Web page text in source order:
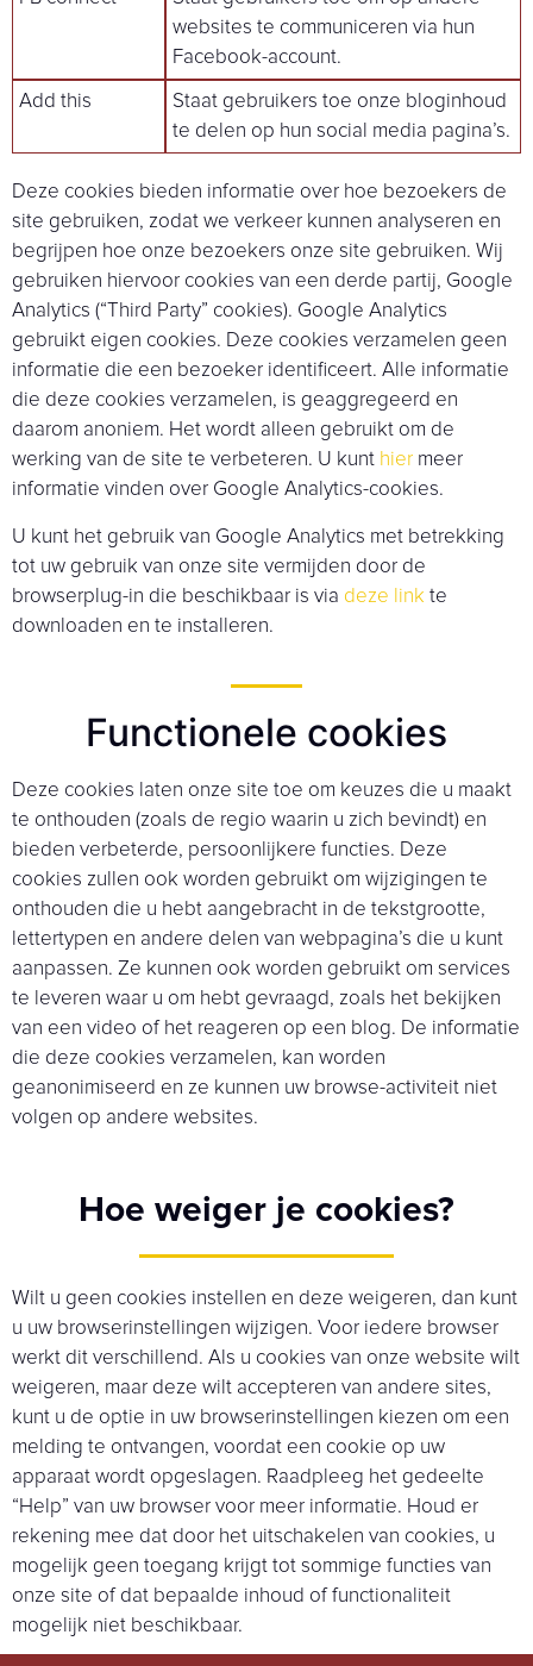
websites te communiceren via hun
Facebook-account.
Add this
Staat gebruikers toe onze bloginhoud
te delen op hun social media pagina’s.
Deze cookies bieden informatie over hoe bezoekers de
site gebruiken, zodat we verkeer kunnen analyseren en
begrijpen hoe onze bezoekers onze site gebruiken. Wij
gebruiken hiervoor cookies van een derde partij, Google
Analytics (“Third Party” cookies). Google Analytics
gebruikt eigen cookies. Deze cookies verzamelen geen
informatie die een bezoeker identificeert. Alle informatie
die deze cookies verzamelen, is geaggregeerd en
daarom anoniem. Het wordt alleen gebruikt om de
werking van de site te verbeteren. U kunt hier meer
informatie vinden over Google Analytics-cookies.
U kunt het gebruik van Google Analytics met betrekking
tot uw gebruik van onze site vermijden door de
browserplug-in die beschikbaar is via deze link te
downloaden en te installeren.
Functionele cookies
Deze cookies laten onze site toe om keuzes die u maakt
te onthouden (zoals de regio waarin u zich bevindt) en
bieden verbeterde, persoonlijkere functies. Deze
cookies zullen ook worden gebruikt om wijzigingen te
onthouden die u hebt aangebracht in de tekstgrootte,
lettertypen en andere delen van webpagina’s die u kunt
aanpassen. Ze kunnen ook worden gebruikt om services
te leveren waar u om hebt gevraagd, zoals het bekijken
van een video of het reageren op een blog. De informatie
die deze cookies verzamelen, kan worden
geanonimiseerd en ze kunnen uw browse-activiteit niet
volgen op andere websites.
Hoe weiger je cookies?
Wilt u geen cookies instellen en deze weigeren, dan kunt
u uw browserinstellingen wijzigen. Voor iedere browser
werkt dit verschillend. Als u cookies van onze website wilt
weigeren, maar deze wilt accepteren van andere sites,
kunt u de optie in uw browserinstellingen kiezen om een
melding te ontvangen, voordat een cookie op uw
apparaat wordt opgeslagen. Raadpleeg het gedeelte
“Help” van uw browser voor meer informatie. Houd er
rekening mee dat door het uitschakelen van cookies, u
mogelijk geen toegang krijgt tot sommige functies van
onze site of dat bepaalde inhoud of functionaliteit
mogelijk niet beschikbaar.